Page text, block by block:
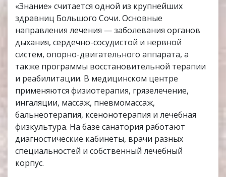
«Знание» считается одной из крупнейших
здравниц Большого Сочи. Основные
направления лечения — заболевания органов
дыхания, сердечно-сосудистой и нервной
систем, опорно-двигательного аппарата, а
также программы восстановительной терапии
и реабилитации. В медицинском центре
применяются физиотерапия, грязелечение,
ингаляции, массаж, пневмомассаж,
бальнеотерапия, ксенонотерапия и лечебная
физкультура. На базе санатория работают
диагностические кабинеты, врачи разных
специальностей и собственный лечебный
корпус.